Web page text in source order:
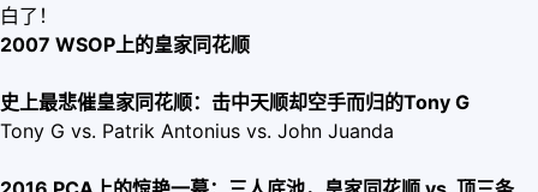
白了！
2007 WSOP上的皇家同花顺
史上最悲催皇家同花顺：击中天顺却空手而归的Tony G
Tony G vs. Patrik Antonius vs. John Juanda